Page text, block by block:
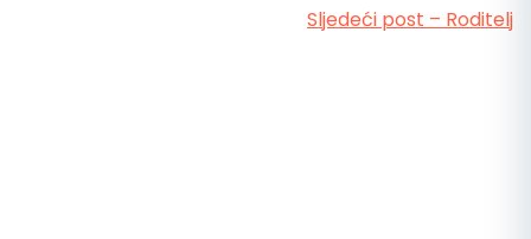
Sljedeći post – Roditelj